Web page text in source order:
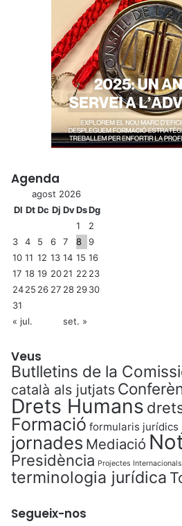
Agenda
agost 2026
Dl DtDc Dj DvDsDg
1
2
3
4 5 6 7 8
9
10 11 12 13 14 15 16
17 18 19 2021 22 23
2425 26 27 28 2930
31
« jul.
set. »
Veus
Butlletins de la
català als jutjats
Drets Humans
Formació formularis jurídics
jornades Mediació
Presidència Projectes Internacionals
terminologia jurídica
Segueix-nos